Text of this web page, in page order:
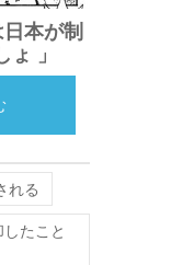
本が制
」
れる
たこと